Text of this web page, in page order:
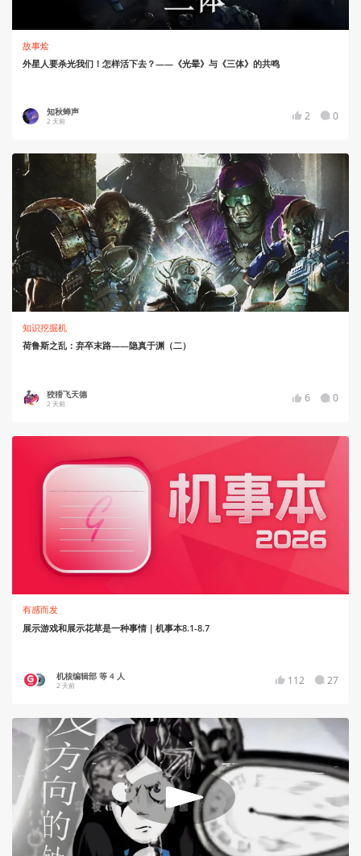
故事烩
外星人要杀光我们！怎样活下去？——《光晕》与《三体》的共鸣
知秋蝉声
2 天前 2 0
知识挖掘机
荷鲁斯之乱：弃卒末路——隐真于渊（二）
狡猾飞天德
2 天前 6 0
有感而发
展示游戏和展示花草是一种事情｜机事本8.1-8.7
机核编辑部 等 4 人
2 天前 112 27